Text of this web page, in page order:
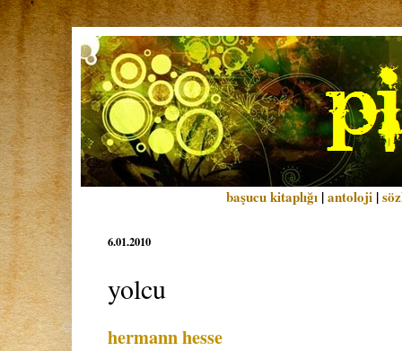
başucu kitaplığı |antoloji |
6.01.2010
yolcu
hermann hesse